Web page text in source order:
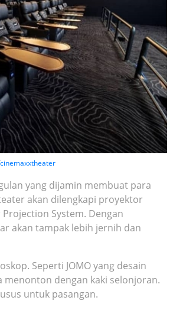
cinemaxxtheater
yang dijamin membuat para
akan dilengkapi proyektor
System. Dengan
akan tampak lebih jernih dan
Seperti JOMO yang desain
menonton dengan kaki selonjoran.
untuk pasangan.